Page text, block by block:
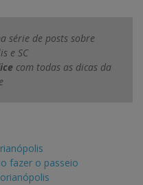
série de posts sobre
e SC
com todas as dicas da
fazer o passeio